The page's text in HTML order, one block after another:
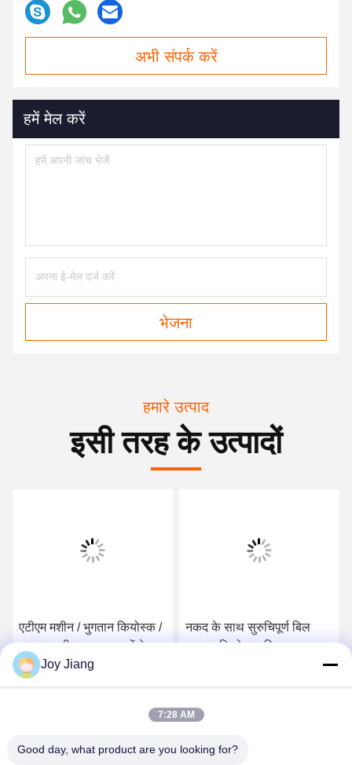
अभी संपर्क करें
हमें मेल करें
भेजना
हमारे उत्पाद
इसी तरह के उत्पादों
एटीएम मशीन / भुगतान कियोस्क /
भुगतान मशीन सुरक्षा घटकों के
साथ और कस्टम Desgin LKS
चीन सेसर्वोत्तम मूल्य प्राप्त करें
नकद के साथ सुरुचिपूर्ण बिल
भुगतान कियोस्क, नि: शुल्क
डिजाइन, लागत प्रभावी एटीएम
सर्वोत्तम मूल्य प्राप्त करें
Joy Jiang
7:28 AM
Good day, what product are you looking for?